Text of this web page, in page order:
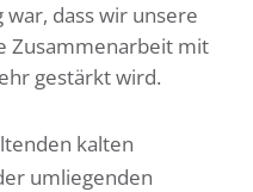
dass wir unsere
Zusammenarbeit mit
gestärkt wird.
kalten
umliegenden